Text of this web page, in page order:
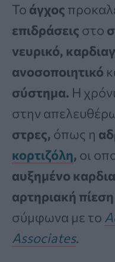
Το άγχος
επιδράσεις στο
νευρικό,
ανοσοποιητικό
σύστημα. Η
στην
στρες, όπως η
κορτιζόλη, οι
αυξημένο
αρτηριακή πίεση
σύμφωνα με το
Associates.